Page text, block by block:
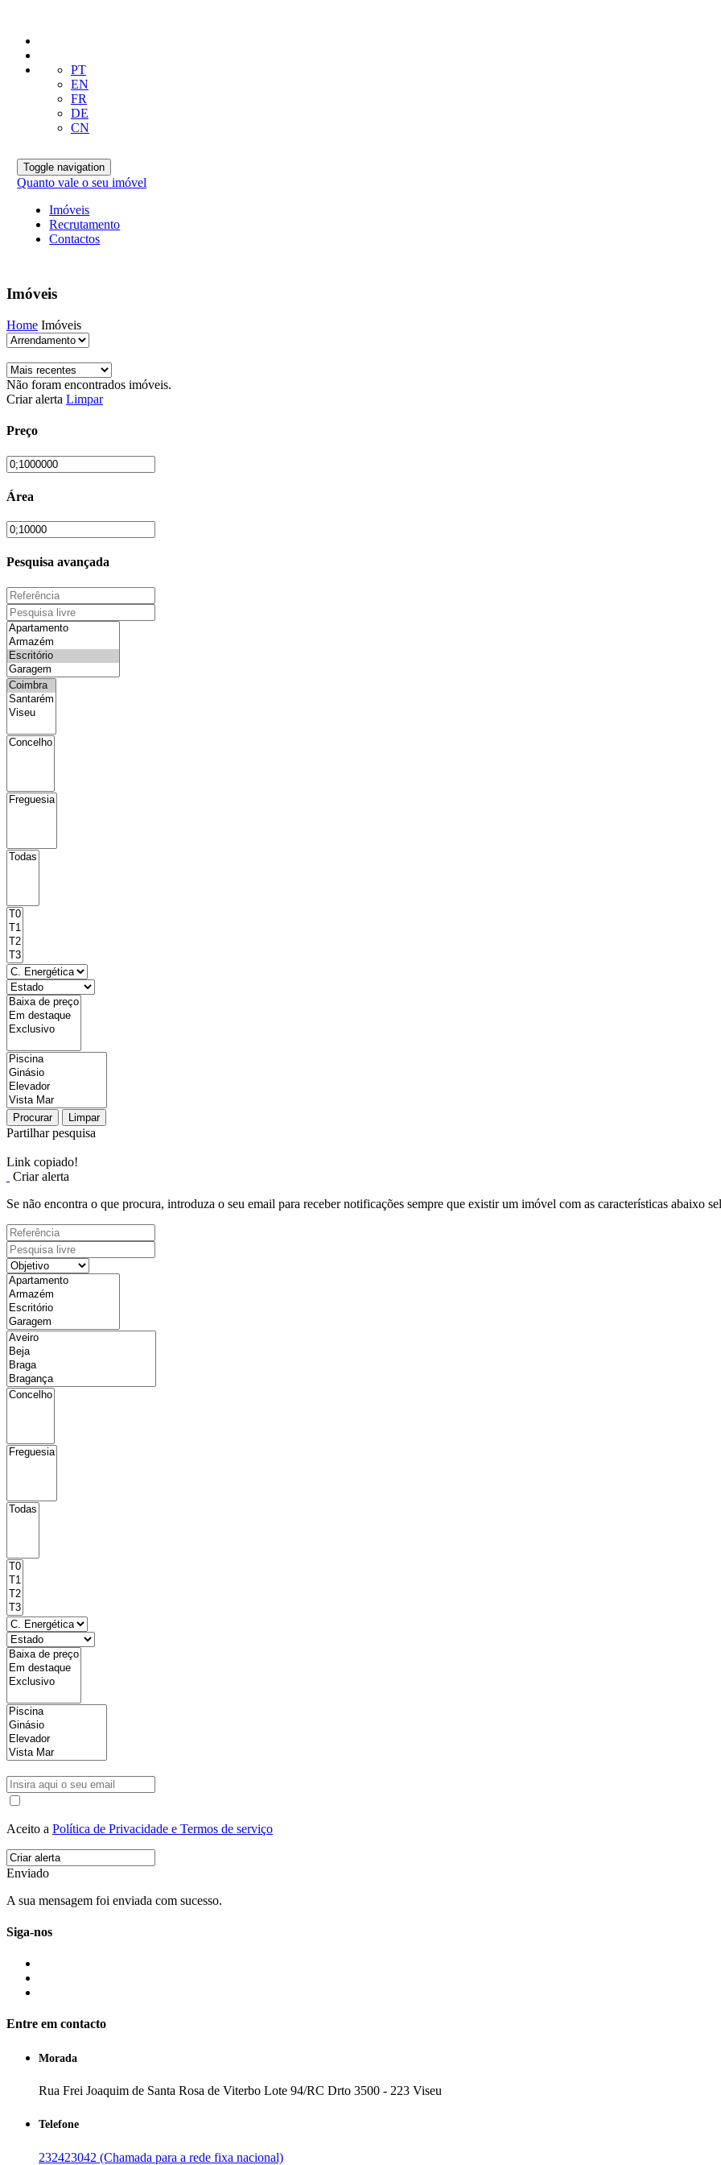
PT
EN
FR
DE
CN
Toggle navigation
Quanto vale o seu imóvel
Imóveis
Recrutamento
Contactos
Imóveis
Home Imóveis
Não foram encontrados imóveis.
Criar alerta Limpar
Preço
Área
Pesquisa avançada
Procurar Limpar
Partilhar pesquisa
Link copiado!
Criar alerta
Se não encontra o que procura, introduza o seu email para receber notificações sempre que existir um imóvel com as características abaixo
Aceito a Política de Privacidade e Termos de serviço
Enviado
A sua mensagem foi enviada com sucesso.
Siga-nos
Entre em contacto
Morada
Rua Frei Joaquim de Santa Rosa de Viterbo Lote 94/RC Drto 3500 - 223 Viseu
Telefone
232423042 (Chamada para a rede fixa nacional)